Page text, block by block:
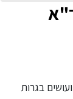
בגרות